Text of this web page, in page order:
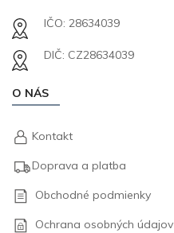
IČO: 28634039
DIČ: CZ28634039
O NÁS
Kontakt
Doprava a platba
Obchodné podmienky
Ochrana osobných údajov